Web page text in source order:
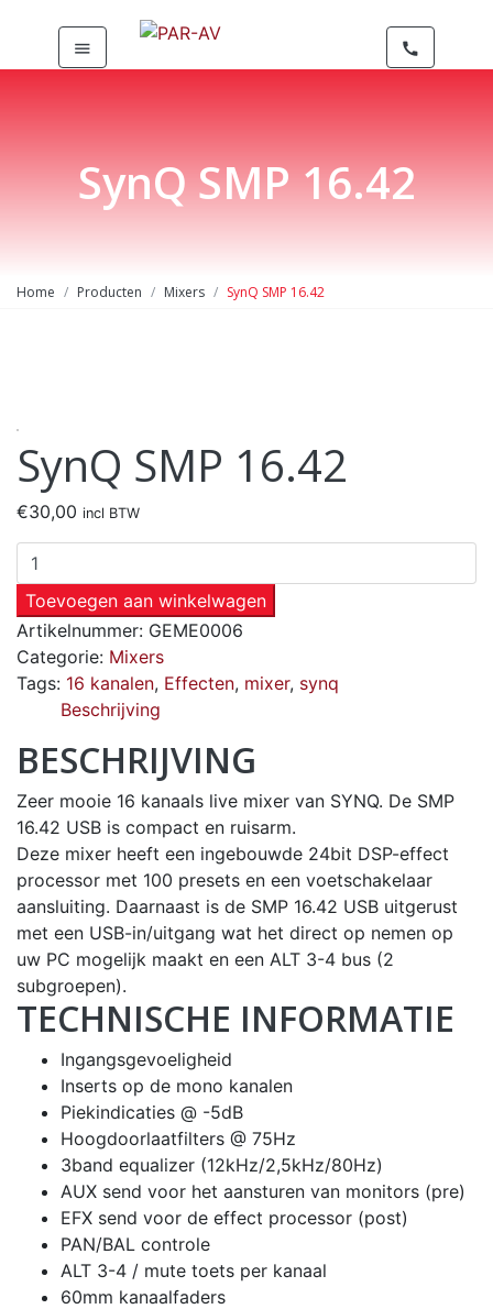
menu call
SynQ SMP 16.42
Home Producten Mixers SynQ SMP 16.42
SynQ SMP 16.42
€30,00 incl BTW
Toevoegen aan winkelwagen
Artikelnummer: GEME0006
Categorie: Mixers
Tags: 16 kanalen, Effecten, mixer, synq
Beschrijving
BESCHRIJVING
Zeer mooie 16 kanaals live mixer van SYNQ. De SMP
16.42 USB is compact en ruisarm.
Deze mixer heeft een ingebouwde 24bit DSP-effect
processor met 100 presets en een voetschakelaar
aansluiting. Daarnaast is de SMP 16.42 USB uitgerust
met een USB-in/uitgang wat het direct op nemen op
uw PC mogelijk maakt en een ALT 3-4 bus (2
subgroepen).
TECHNISCHE INFORMATIE
Ingangsgevoeligheid
Inserts op de mono kanalen
Piekindicaties @ -5dB
Hoogdoorlaatfilters @ 75Hz
3band equalizer (12kHz/2,5kHz/80Hz)
AUX send voor het aansturen van monitors (pre)
EFX send voor de effect processor (post)
PAN/BAL controle
ALT 3-4 / mute toets per kanaal
60mm kanaalfaders